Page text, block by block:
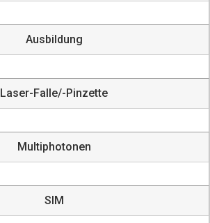
Ausbildung
Laser-Falle/-Pinzette
Multiphotonen
SIM